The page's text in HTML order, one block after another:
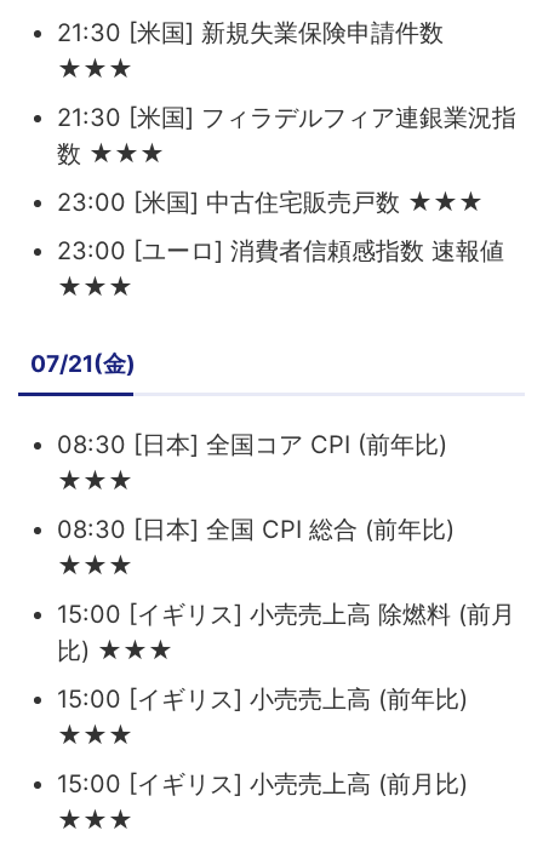
21:30 [米国] 新規失業保険申請件数
★★★
21:30 [米国] フィラデルフィア連銀業況指
数 ★★★
23:00 [米国] 中古住宅販売戸数 ★★★
23:00 [ユーロ] 消費者信頼感指数 速報値
★★★
07/21(金)
08:30 [日本] 全国コア CPI (前年比)
★★★
08:30 [日本] 全国 CPI 総合 (前年比)
★★★
15:00 [イギリス] 小売売上高 除燃料 (前月
比) ★★★
15:00 [イギリス] 小売売上高 (前年比)
★★★
15:00 [イギリス] 小売売上高 (前月比)
★★★